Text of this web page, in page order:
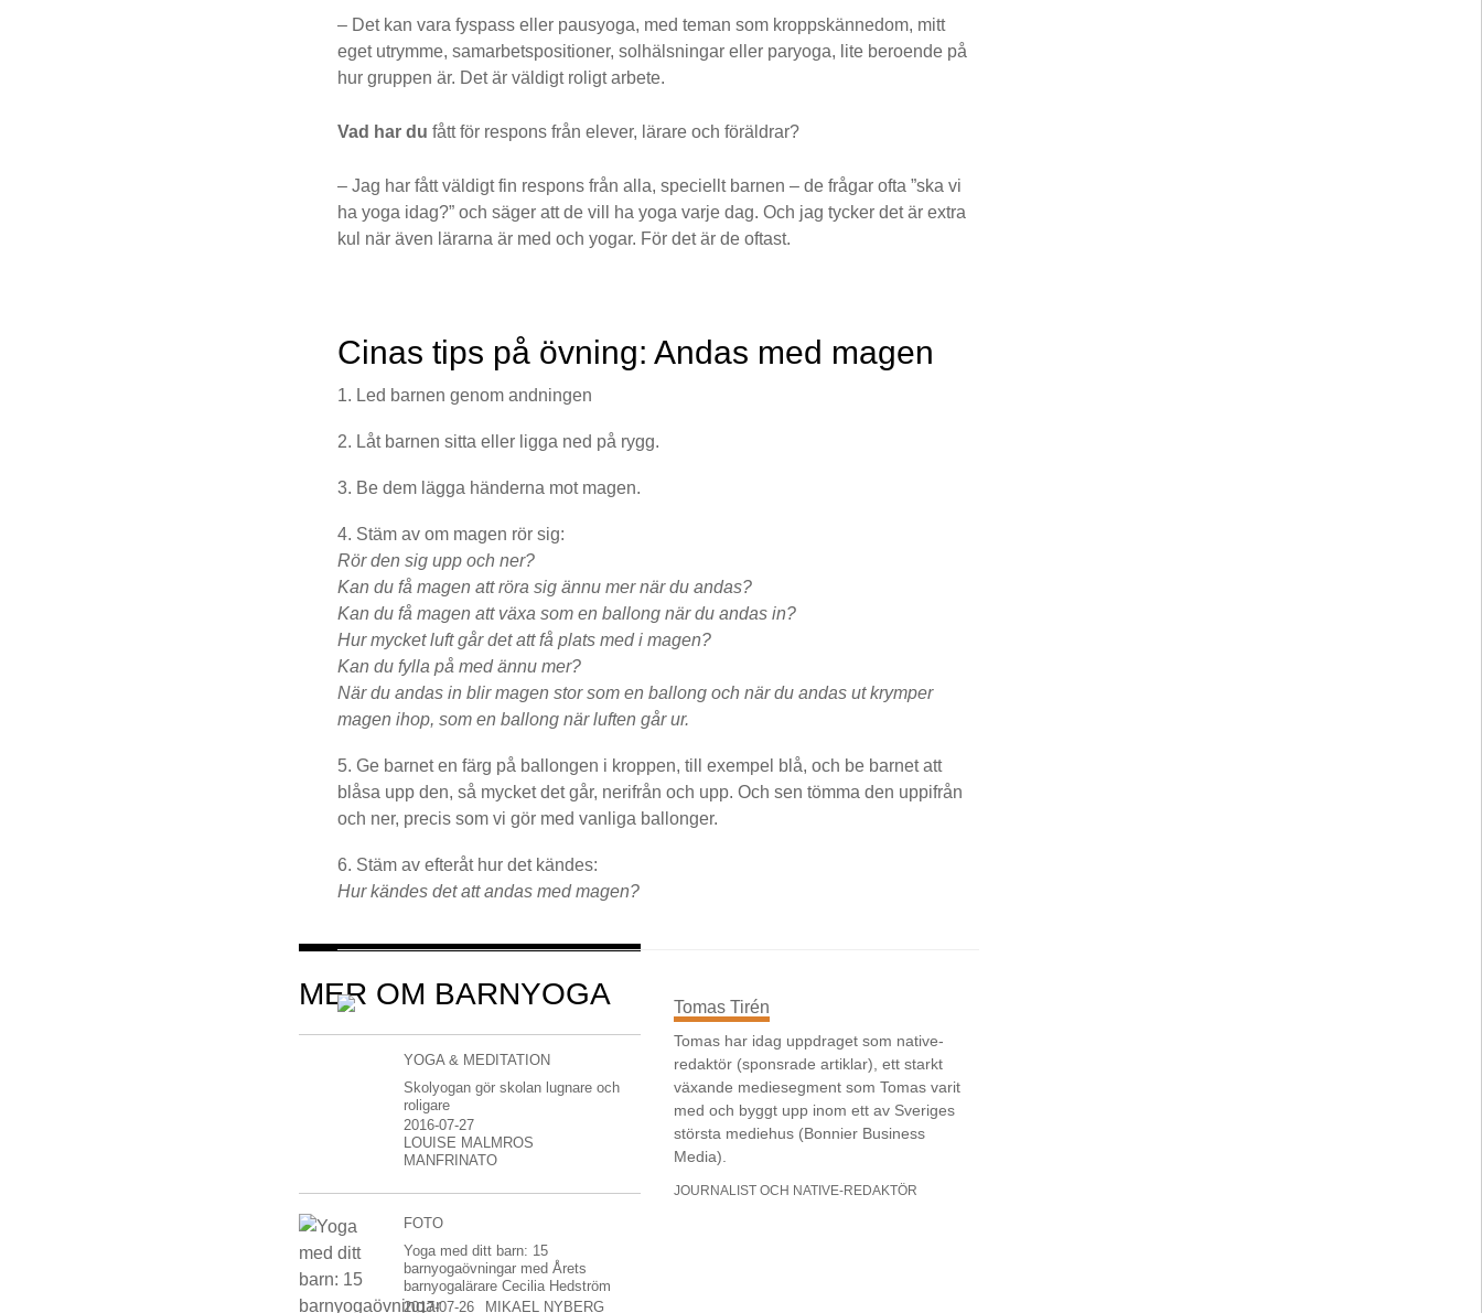
– Det kan vara fyspass eller pausyoga, med teman som kroppskännedom, mitt
eget utrymme, samarbetspositioner, solhälsningar eller paryoga, lite beroende på
hur gruppen är. Det är väldigt roligt arbete.
Vad har du fått för respons från elever, lärare och föräldrar?
– Jag har fått väldigt fin respons från alla, speciellt barnen – de frågar ofta ”ska vi
ha yoga idag?” och säger att de vill ha yoga varje dag. Och jag tycker det är extra
kul när även lärarna är med och yogar. För det är de oftast.
Cinas tips på övning: Andas med magen
Led barnen genom andningen
Låt barnen sitta eller ligga ned på rygg.
Be dem lägga händerna mot magen.
Stäm av om magen rör sig:
Rör den sig upp och ner?
Kan du få magen att röra sig ännu mer när du andas?
Kan du få magen att växa som en ballong när du andas in?
Hur mycket luft går det att få plats med i magen?
Kan du fylla på med ännu mer?
När du andas in blir magen stor som en ballong och när du andas ut krymper
magen ihop, som en ballong när luften går ur.
Ge barnet en färg på ballongen i kroppen, till exempel blå, och be barnet att
blåsa upp den, så mycket det går, nerifrån och upp. Och sen tömma den uppifrån
och ner, precis som vi gör med vanliga ballonger.
Stäm av efteråt hur det kändes:
Hur kändes det att andas med magen?
MER OM BARNYOGA
YOGA & MEDITATION
Skolyogan gör skolan lugnare och
roligare
2016-07-27
LOUISE MALMROS
MANFRINATO
FOTO
Yoga med ditt barn: 15
barnyogaövningar med Årets
barnyogalärare Cecilia Hedström
2017-07-26
MIKAEL NYBERG
Tomas Tirén
Tomas har idag uppdraget som native-
redaktör (sponsrade artiklar), ett starkt
växande mediesegment som Tomas varit
med och byggt upp inom ett av Sveriges
största mediehus (Bonnier Business
Media).
JOURNALIST OCH NATIVE-REDAKTÖR